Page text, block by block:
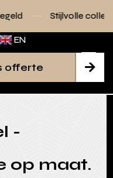
collecties voor elk
EN

offerte
-
op maat.